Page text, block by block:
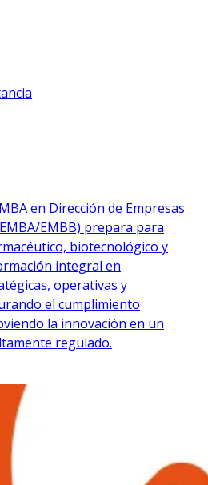
en Dirección de Empresas
EMBB) prepara para
biotecnológico y
integral en
operativas y
el cumplimiento
la innovación en un
regulado.